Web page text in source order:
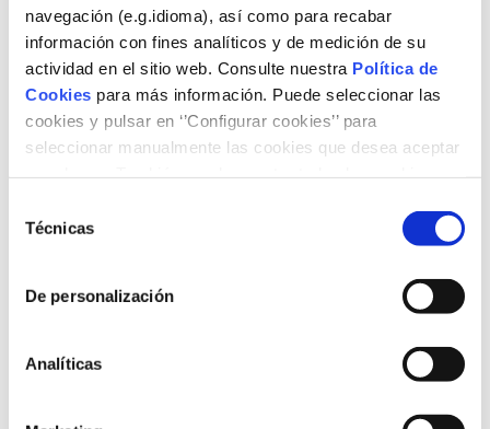
navegación (e.g.idioma), así como para recabar
información con fines analíticos y de medición de su
actividad en el sitio web. Consulte nuestra Política de
Cookies para más información. Puede seleccionar las
cookies y pulsar en ‘’Configurar cookies’’ para
seleccionar manualmente las cookies que desea aceptar
Técnicas
De personalización
Analíticas
Authors